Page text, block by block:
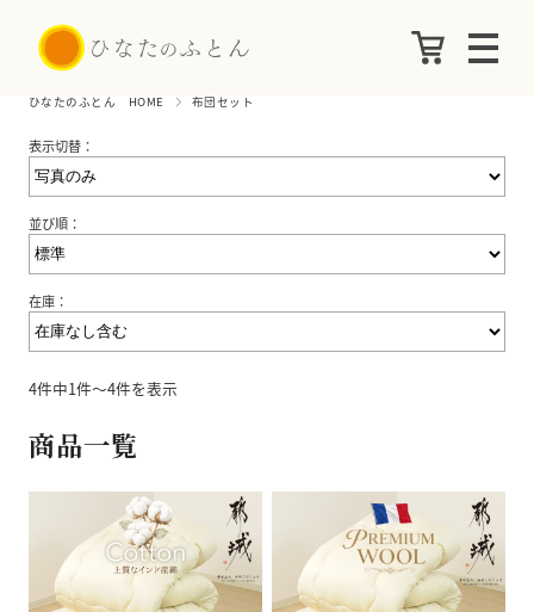
ひなたのふとん HOME 布団セット
表示切替：
並び順：
在庫：
4件中1件～4件を表示
商品一覧